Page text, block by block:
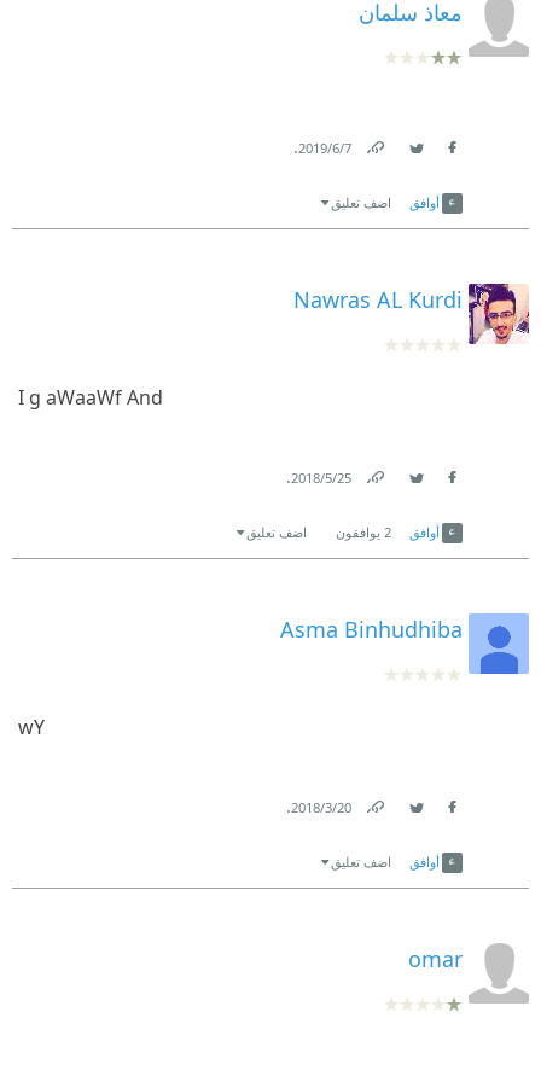
معاذ سلمان
7‏/6‏/2019
.
أوافق اضف تعليق
Nawras AL Kurdi
I g aWaaWf And
25‏/5‏/2018
.
أوافق 2 يوافقون اضف تعليق
Asma Binhudhiba
wY
20‏/3‏/2018
.
أوافق اضف تعليق
omar